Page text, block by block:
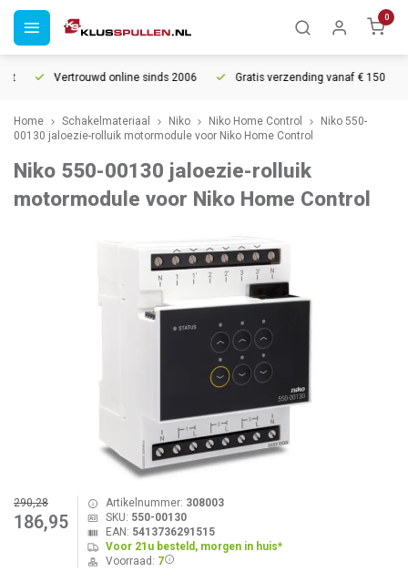
0
Vertrouwd online sinds 2006 Gratis verzending vanaf € 150
Home Schakelmateriaal Niko Niko Home Control
Niko 550-
00130 jaloezie-rolluik motormodule voor Niko Home Control
Niko 550-00130 jaloezie-rolluik
motormodule voor Niko Home Control
290,28
186,95
Artikelnummer: 308003
SKU: 550-00130
EAN: 5413736291515
Voor 21u besteld, morgen in huis*
Voorraad: 7